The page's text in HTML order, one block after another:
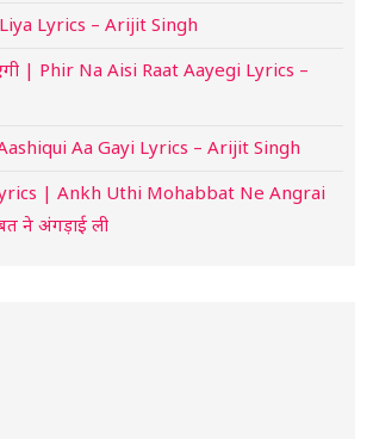
Lyrics – Arijit Singh
| Phir Na Aisi Raat Aayegi Lyrics –
Aa Gayi Lyrics – Arijit Singh
| Ankh Uthi Mohabbat Ne Angrai
ने अंगड़ाई ली